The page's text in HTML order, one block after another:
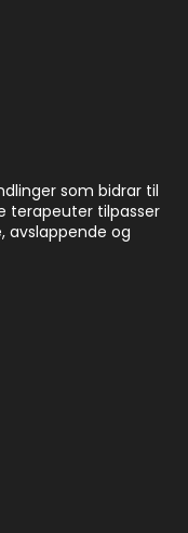
som bidrar til
terapeuter tilpasser
avslappende og